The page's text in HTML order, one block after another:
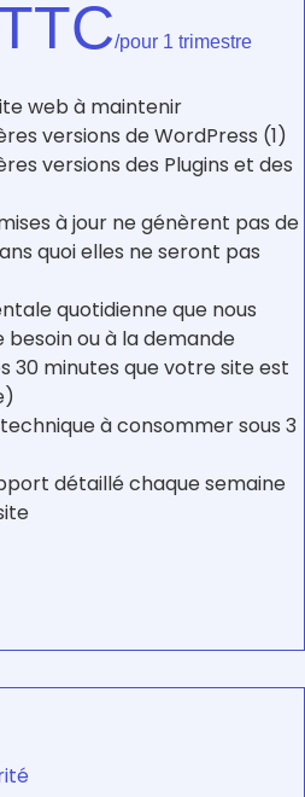
/pour 1 trimestre
web à maintenir
versions de WordPress (1)
versions des Plugins et des
à jour ne génèrent pas de
quoi elles ne seront pas
quotidienne que nous
ou à la demande
30 minutes que votre site est
à consommer sous 3
détaillé chaque semaine